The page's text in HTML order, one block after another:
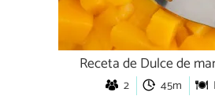
Receta de Dulce de
2 45m